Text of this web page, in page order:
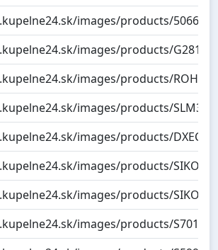
images/products/
images/products/
images/products/
images/products/
images/products/
images/products/
images/products/
images/products/S701-